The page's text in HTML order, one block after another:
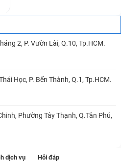
2, P. Vườn Lài, Q.10, Tp.HCM.
Học, P. Bến Thành, Q.1, Tp.HCM.
Phường Tây Thạnh, Q.Tân Phú,
dịch vụ Hỏi đáp